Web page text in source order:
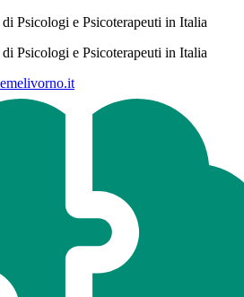
Psicologi e Psicoterapeuti in Italia
Psicologi e Psicoterapeuti in Italia